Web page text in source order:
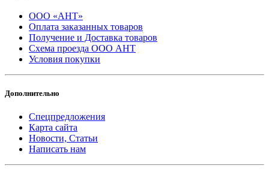
ООО «АНТ»
Оплата заказанных товаров
Получение и Доставка товаров
Схема проезда ООО АНТ
Условия покупки
Дополнительно
Спецпредложения
Карта сайта
Новости, Статьи
Написать нам